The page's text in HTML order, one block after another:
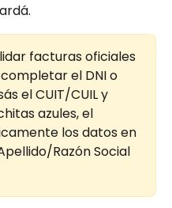
facturas oficiales
el DNI o
el CUIT/CUIL y
azules, el
los datos en
Razón Social